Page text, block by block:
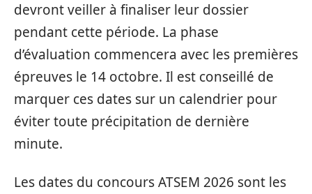
devront veiller à finaliser leur dossier
pendant cette période. La phase
d’évaluation commencera avec les premières
épreuves le 14 octobre. Il est conseillé de
marquer ces dates sur un calendrier pour
éviter toute précipitation de dernière
minute.
Les dates du concours ATSEM 2026 sont les